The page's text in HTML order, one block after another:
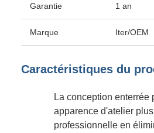
Garantie 1 an
Marque Iter/OEM
Caractéristiques du
La conception enterrée
apparence d'atelier
professionnelle en